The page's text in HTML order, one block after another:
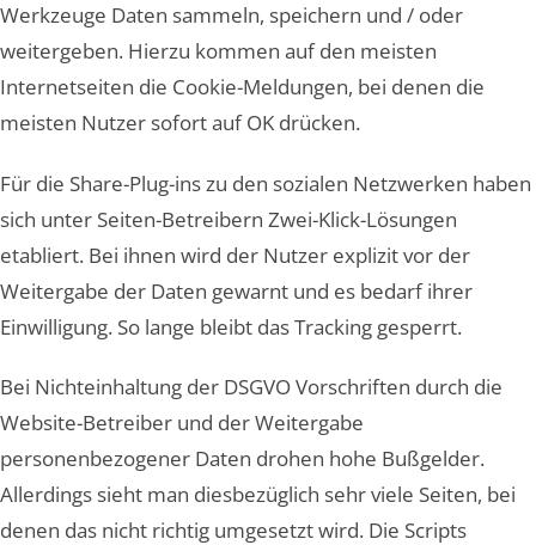
Werkzeuge Daten sammeln, speichern und / oder
weitergeben. Hierzu kommen auf den meisten
Internetseiten die Cookie-Meldungen, bei denen die
meisten Nutzer sofort auf OK drücken.
Für die Share-Plug-ins zu den sozialen Netzwerken haben
sich unter Seiten-Betreibern Zwei-Klick-Lösungen
etabliert. Bei ihnen wird der Nutzer explizit vor der
Weitergabe der Daten gewarnt und es bedarf ihrer
Einwilligung. So lange bleibt das Tracking gesperrt.
Bei Nichteinhaltung der DSGVO Vorschriften durch die
Website-Betreiber und der Weitergabe
personenbezogener Daten drohen hohe Bußgelder.
Allerdings sieht man diesbezüglich sehr viele Seiten, bei
denen das nicht richtig umgesetzt wird. Die Scripts